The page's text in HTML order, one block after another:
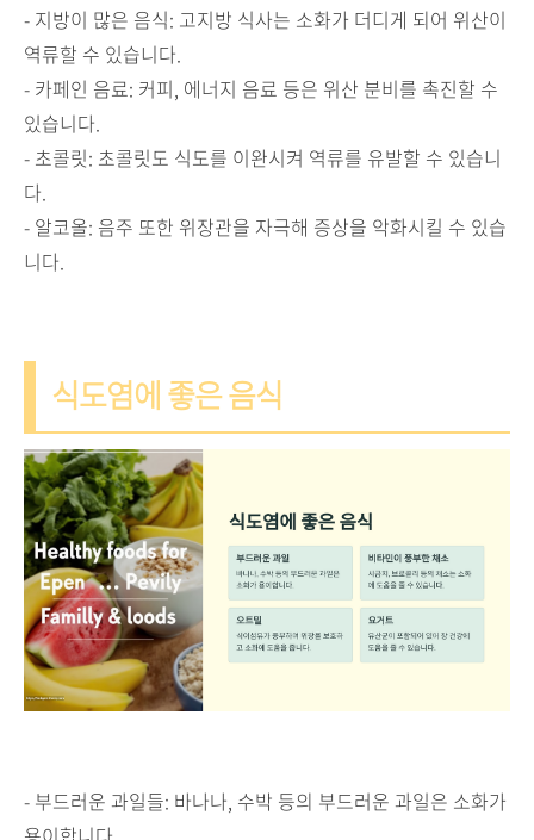
- 지방이 많은 음식: 고지방 식사는 소화가 더디게 되어 위산이
역류할 수 있습니다.
- 카페인 음료: 커피, 에너지 음료 등은 위산 분비를 촉진할 수
있습니다.
- 초콜릿: 초콜릿도 식도를 이완시켜 역류를 유발할 수 있습니
다.
- 알코올: 음주 또한 위장관을 자극해 증상을 악화시킬 수 있습
니다.
식도염에 좋은 음식
- 부드러운 과일들: 바나나, 수박 등의 부드러운 과일은 소화가